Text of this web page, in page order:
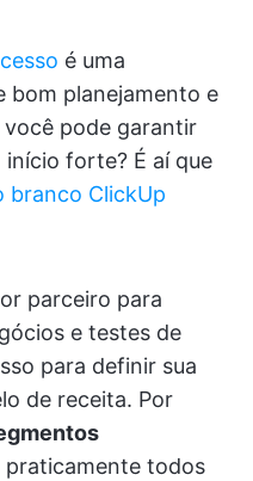
é uma
bom planejamento e
pode garantir
forte? É aí que
branco ClickUp
parceiro para
e testes de
para definir sua
de receita. Por
praticamente todos